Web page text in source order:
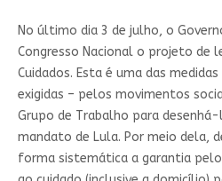
No último dia 3 de julho, o
Congresso Nacional o projeto de
Cuidados. Esta é uma das
exigidas – pelos movimentos
Grupo de Trabalho para
mandato de Lula. Por meio dela,
forma sistemática a garantia